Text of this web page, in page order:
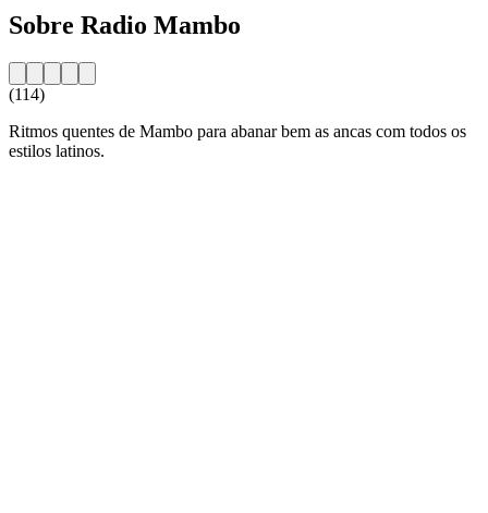
Sobre Radio Mambo
(114)
Ritmos quentes de Mambo para abanar bem as ancas com todos os
estilos latinos.